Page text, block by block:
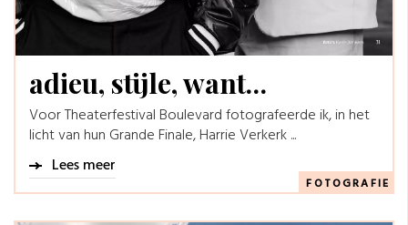
adieu, stijle, want…
Voor Theaterfestival Boulevard fotografeerde ik, in het
licht van hun Grande Finale, Harrie Verkerk ...
Lees meer
FOTOGRAFIE